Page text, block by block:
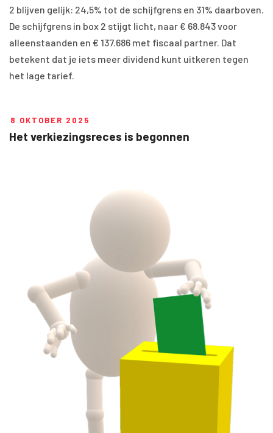
2 blijven gelijk: 24,5% tot de schijfgrens en 31% daarboven.
De schijfgrens in box 2 stijgt licht, naar € 68.843 voor
alleenstaanden en € 137.686 met fiscaal partner. Dat
betekent dat je iets meer dividend kunt uitkeren tegen
het lage tarief.
8 OKTOBER 2025
Het verkiezingsreces is begonnen